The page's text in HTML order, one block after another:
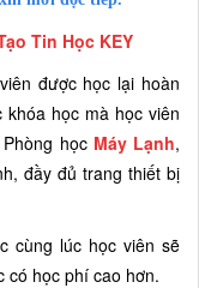
Tin Học KEY
được học lại hoàn
học mà học viên
Phòng học Máy Lạnh,
đầy đủ trang thiết bị
cùng lúc học viên sẽ
có học phí cao hơn.